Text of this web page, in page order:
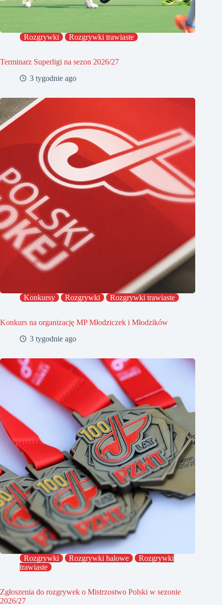
Rozgrywki Rozgrywki trawiaste
Terminarz Superligi na sezon 2026/27
3 tygodnie ago
Konkursy Rozgrywki Rozgrywki trawiaste
Konkurs na organizację MP Młodziczek i Młodzików
3 tygodnie ago
Rozgrywki Rozgrywki halowe
Rozgrywki
trawiaste
Zgłoszenia do rozgrywek o Mistrzostwo Polski w sezonie
2026/27